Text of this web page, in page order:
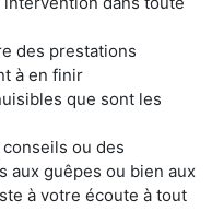
des prestations
à en finir
que sont les
ou des
aux guêpes ou bien aux
à votre écoute à tout